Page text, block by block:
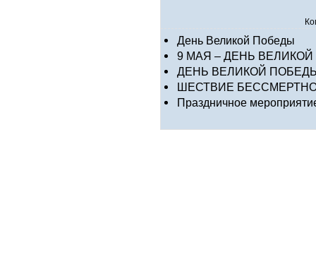
День Великой Победы
9 МАЯ – ДЕНЬ
ДЕНЬ ВЕЛИКОЙ
ШЕСТВИЕ
Праздничное